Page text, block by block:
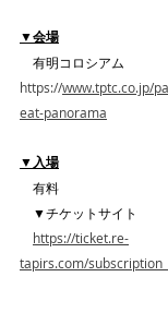
▼会場
有明コロシアム
https://www.tptc.co.jp/
eat-panorama
▼入場
有料
▼チケットサイト
https://ticket.re-
tapirs.com/